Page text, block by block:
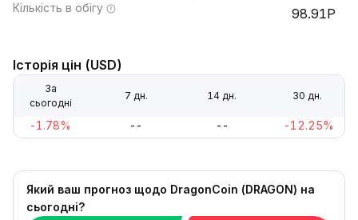
Кількість в обігу 98.91P
Історія цін (USD)
За
сьогодні
7 дн. 14 дн. 30 дн.
-1.78% -- -- -12.25%
Який ваш прогноз щодо DragonCoin (DRAGON) на
сьогодні?